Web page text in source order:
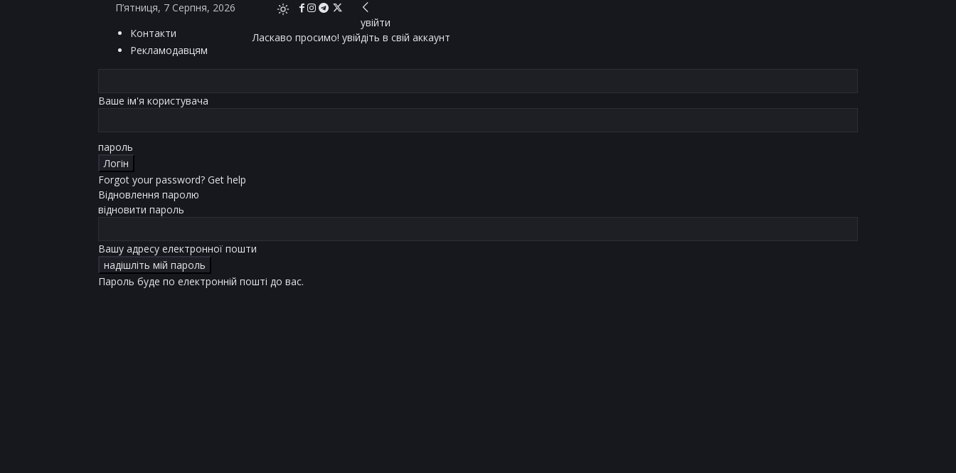
П’ятниця, 7 Серпня, 2026
Контакти
Рекламодавцям
увійти
Ласкаво просимо! увійдіть в свій аккаунт
Ваше ім'я користувача
пароль
Forgot your password? Get help
Відновлення паролю
відновити пароль
Вашу адресу електронної пошти
Пароль буде по електронній пошті до вас.